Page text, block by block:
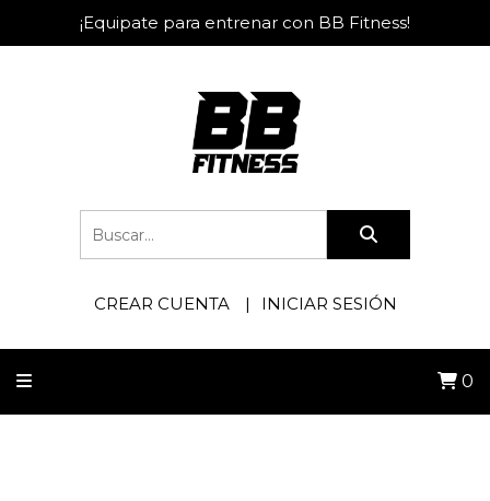
¡Equipate para entrenar con BB Fitness!
CREAR CUENTA INICIAR SESIÓN
0